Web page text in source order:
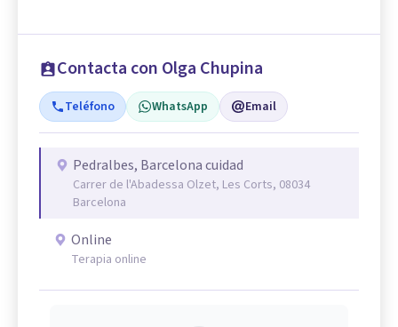
Contacta con Olga Chupina
Teléfono WhatsApp Email
Pedralbes, Barcelona cuidad
Carrer de l'Abadessa Olzet, Les Corts, 08034
Barcelona
Online
Terapia online